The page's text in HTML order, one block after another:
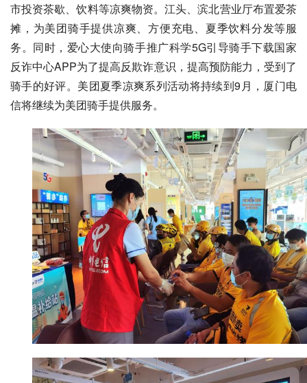
市投资茶歇、饮料等凉爽物资。江头、滨北营业厅布置爱茶
摊，为美团骑手提供凉爽、方便充电、夏季饮料分发等服
务。同时，爱心大使向骑手推广科学5G引导骑手下载国家
反诈中心APP为了提高反欺诈意识，提高预防能力，受到了
骑手的好评。美团夏季凉爽系列活动将持续到9月，厦门电
信将继续为美团骑手提供服务。